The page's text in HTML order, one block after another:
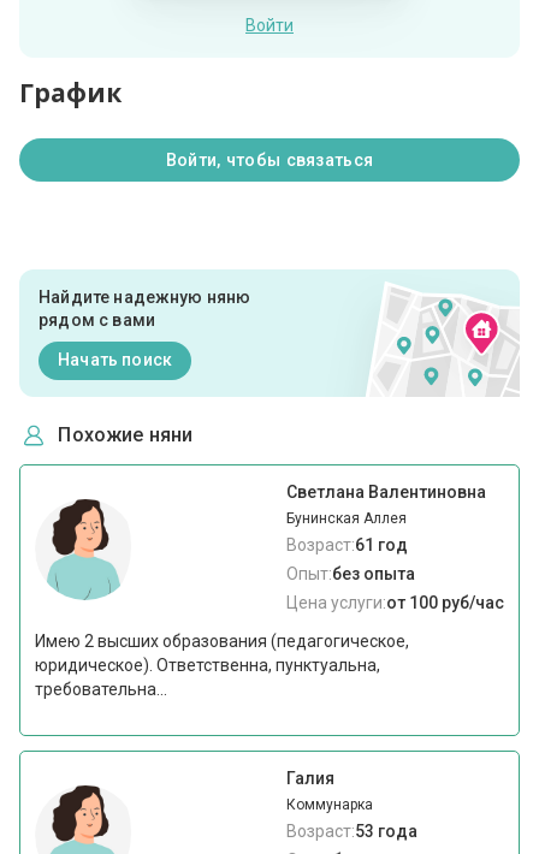
Войти
График
Войти, чтобы связаться
Найдите надежную няню
рядом с вами
Начать поиск
Похожие няни
Светлана Валентиновна
Бунинская Аллея
Возраст:61 год
Опыт:без опыта
Цена услуги:от 100 руб/час
Имею 2 высших образования (педагогическое,
юридическое). Ответственна, пунктуальна,
требовательна...
Галия
Коммунарка
Возраст:53 года